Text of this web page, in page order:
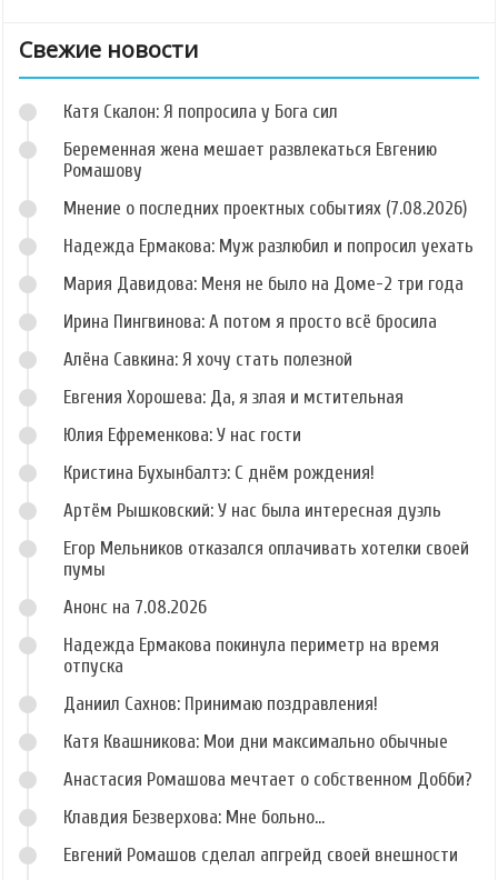
Свежие новости
Катя Скалон: Я попросила у Бога сил
Беременная жена мешает развлекаться Евгению
Ромашову
Мнение о последних проектных событиях (7.08.2026)
Надежда Ермакова: Муж разлюбил и попросил уехать
Мария Давидова: Меня не было на Доме-2 три года
Ирина Пингвинова: А потом я просто всё бросила
Алёна Савкина: Я хочу стать полезной
Евгения Хорошева: Да, я злая и мстительная
Юлия Ефременкова: У нас гости
Кристина Бухынбалтэ: С днём рождения!
Артём Рышковский: У нас была интересная дуэль
Егор Мельников отказался оплачивать хотелки своей
пумы
Анонс на 7.08.2026
Надежда Ермакова покинула периметр на время
отпуска
Даниил Сахнов: Принимаю поздравления!
Катя Квашникова: Мои дни максимально обычные
Анастасия Ромашова мечтает о собственном Добби?
Клавдия Безверхова: Мне больно...
Евгений Ромашов сделал апгрейд своей внешности